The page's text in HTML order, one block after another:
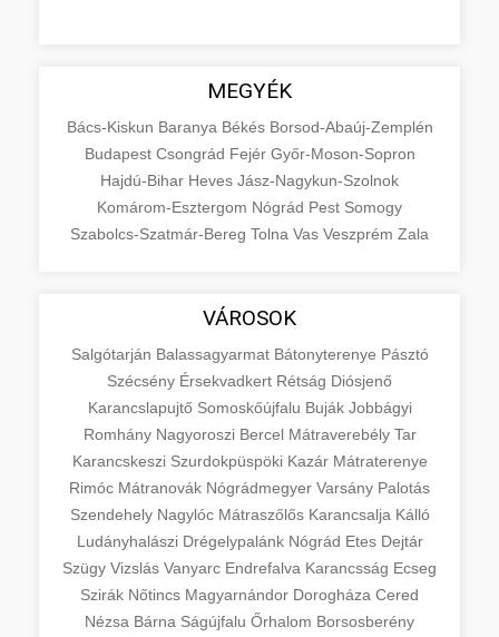
MEGYÉK
Bács-Kiskun Baranya Békés Borsod-Abaúj-Zemplén
Budapest Csongrád Fejér Győr-Moson-Sopron
Hajdú-Bihar Heves Jász-Nagykun-Szolnok
Komárom-Esztergom Nógrád Pest Somogy
Szabolcs-Szatmár-Bereg Tolna Vas Veszprém Zala
VÁROSOK
Salgótarján Balassagyarmat Bátonyterenye Pásztó
Szécsény Érsekvadkert Rétság Diósjenő
Karancslapujtő Somoskőújfalu Buják Jobbágyi
Romhány Nagyoroszi Bercel Mátraverebély Tar
Karancskeszi Szurdokpüspöki Kazár Mátraterenye
Rimóc Mátranovák Nógrádmegyer Varsány Palotás
Szendehely Nagylóc Mátraszőlős Karancsalja Kálló
Ludányhalászi Drégelypalánk Nógrád Etes Dejtár
Szügy Vizslás Vanyarc Endrefalva Karancsság Ecseg
Szirák Nőtincs Magyarnándor Dorogháza Cered
Nézsa Bárna Ságújfalu Őrhalom Borsosberény